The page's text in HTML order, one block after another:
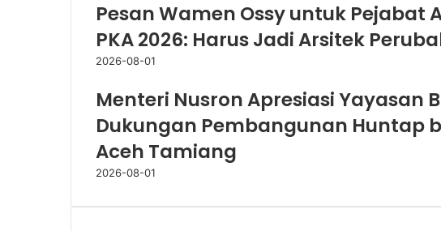
Pesan Wamen Ossy untuk
PKA 2026: Harus Jadi Arsitek
2026-08-01
Menteri Nusron Apresiasi Yayasan
Dukungan Pembangunan Huntap
Aceh Tamiang
2026-08-01